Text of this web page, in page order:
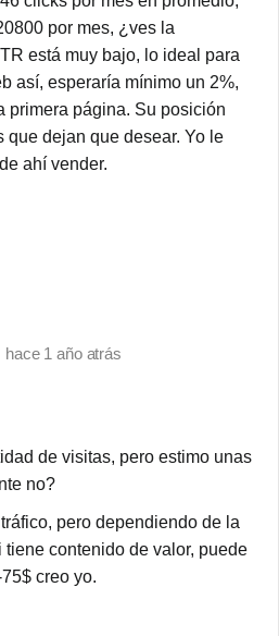
por mes, ¿ves la
está muy bajo, lo ideal para
así, esperaría mínimo un 2%,
primera página. Su posición
que dejan que desear. Yo le
ahí vender.
1 año atrás
de visitas, pero estimo unas
no?
pero dependiendo de la
contenido de valor, puede
creo yo.